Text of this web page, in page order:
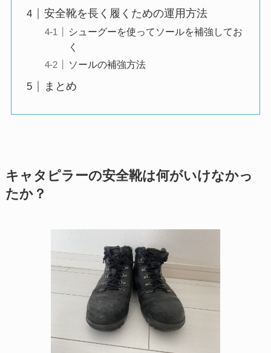
安全靴を長く履くための運用方法
シューグーを使ってソールを補強してお
く
ソールの補強方法
まとめ
キャタピラーの安全靴は何がいけなかっ
たか？